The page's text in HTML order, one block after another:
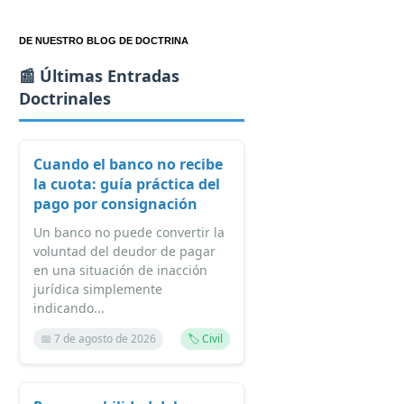
DE NUESTRO BLOG DE DOCTRINA
📰 Últimas Entradas
Doctrinales
Cuando el banco no recibe
la cuota: guía práctica del
pago por consignación
Un banco no puede convertir la
voluntad del deudor de pagar
en una situación de inacción
jurídica simplemente
indicando...
📅 7 de agosto de 2026 🏷️ Civil